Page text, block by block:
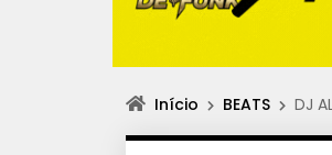
Início BEATS DJ